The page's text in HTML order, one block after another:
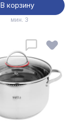
В корзину
мин. 3